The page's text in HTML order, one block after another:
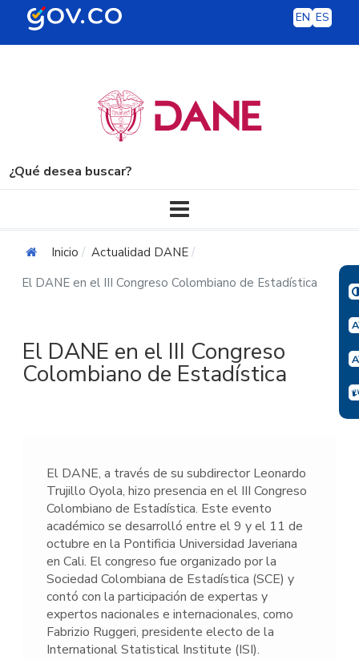
EN ES
¿Qué desea buscar?
Inicio
Actualidad DANE
El DANE en el III Congreso Colombiano de Estadística
El DANE en el III Congreso
Colombiano de Estadística
El DANE, a través de su subdirector Leonardo
Trujillo Oyola, hizo presencia en el III Congreso
Colombiano de Estadística. Este evento
académico se desarrolló entre el 9 y el 11 de
octubre en la Pontificia Universidad Javeriana
en Cali. El congreso fue organizado por la
Sociedad Colombiana de Estadística (SCE) y
contó con la participación de expertas y
expertos nacionales e internacionales, como
Fabrizio Ruggeri, presidente electo de la
International Statistical Institute (ISI).